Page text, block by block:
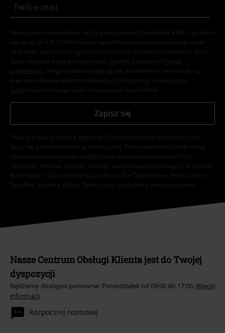
Niniejszym potwierdzam, że chcę otrzymywać Newsletter EMP i zgadzam
się na to, że E.M.P. Merchandising mbH może przetwarzać moje dane
osobowe i wysyłać mi regularnie informacje o swoich produktach. Moje
dane osobowe będą przetwarzane zgodnie z zapisami
Polityki
prywatności . Mogę odwołać swoją zgodę w dowolnym momencie, np.
poprzez kliknięcie w link umożliwiający rezygnację z subskrypcji.
Tutaj możesz zrezygnować z subskrypcji newslettera.
Zapisz się
*Kod jest ważny przez 4 tygodnie. Do wykorzystania tylko online. NIe
łączy się z innymi kodami promocyjnymi. Po wprowadzeniu kodu rabat
zostanie automatycznie uwzględniony w koszyku zakupowym. Nie
obejmuje: mediów, książek, biletów, voucherów prezentowych, artykułów:
Rammstein, (Till) Lindemann, Die Ärzte, Die Toten Hosen, Feine Sahne
Fischfilet, Broilers, Böhse Onkelz oraz artykułów z donacją w cenie.
Nasze Centrum Obsługi Klienta jest do Twojej
dyspozycji
Będziemy dostępni ponownie: Poniedziałek od 09:00 do 17:00. Więcej
informacji
Rozpocznij rozmowę